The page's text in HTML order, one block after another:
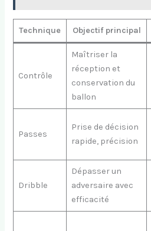
Technique Objectif principal
Contrôle
Maîtriser la
réception et
conservation du
ballon
Passes
Prise de décision
rapide, précision
Dribble
Dépasser un
adversaire avec
efficacité